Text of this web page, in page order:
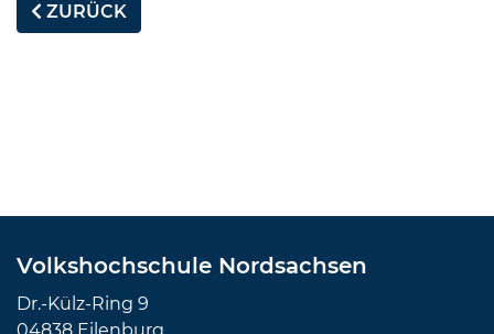
ZURÜCK
Volkshochschule Nordsachsen
Dr.-Külz-Ring 9